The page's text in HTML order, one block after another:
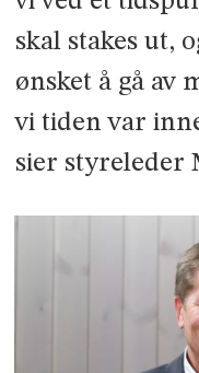
skal stakes ut,
ønsket å gå av
vi tiden var
sier styreleder